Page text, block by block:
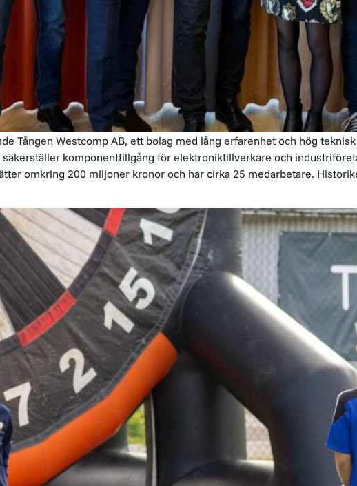
Tången Westcomp AB, ett bolag med lång erfarenhet och hög
komponenttillgång för elektroniktillverkare och
omkring 200 miljoner kronor och har cirka 25 medarbetare.